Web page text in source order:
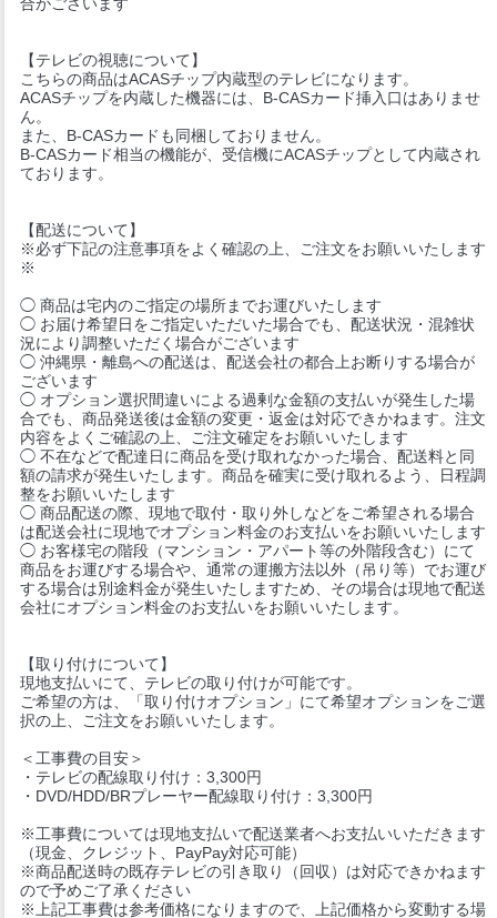
【テレビの視聴について】
こちらの商品はACASチップ内蔵型のテレビになります。
ACASチップを内蔵した機器には、B-CASカード挿入口はありませ
ん。
また、B-CASカードも同梱しておりません。
B-CASカード相当の機能が、受信機にACASチップとして内蔵され
ております。
【配送について】
※必ず下記の注意事項をよく確認の上、ご注文をお願いいたします
※
◯ 商品は宅内のご指定の場所までお運びいたします
◯ お届け希望日をご指定いただいた場合でも、配送状況・混雑状
況により調整いただく場合がございます
◯ 沖縄県・離島への配送は、配送会社の都合上お断りする場合が
ございます
◯ オプション選択間違いによる過剰な金額の支払いが発生した場
合でも、商品発送後は金額の変更・返金は対応できかねます。注文
内容をよくご確認の上、ご注文確定をお願いいたします
◯ 不在などで配達日に商品を受け取れなかった場合、配送料と同
額の請求が発生いたします。商品を確実に受け取れるよう、日程調
整をお願いいたします
◯ 商品配送の際、現地で取付・取り外しなどをご希望される場合
は配送会社に現地でオプション料金のお支払いをお願いいたします
◯ お客様宅の階段（マンション・アパート等の外階段含む）にて
商品をお運びする場合や、通常の運搬方法以外（吊り等）でお運び
する場合は別途料金が発生いたしますため、その場合は現地で配送
会社にオプション料金のお支払いをお願いいたします。
【取り付けについて】
現地支払いにて、テレビの取り付けが可能です。
ご希望の方は、「取り付けオプション」にて希望オプションをご選
択の上、ご注文をお願いいたします。
＜工事費の目安＞
・テレビの配線取り付け：3,300円
・DVD/HDD/BRプレーヤー配線取り付け：3,300円
※工事費については現地支払いで配送業者へお支払いいただきます
（現金、クレジット、PayPay対応可能）
※商品配送時の既存テレビの引き取り（回収）は対応できかねます
ので予めご了承ください
※上記工事費は参考価格になりますので、上記価格から変動する場